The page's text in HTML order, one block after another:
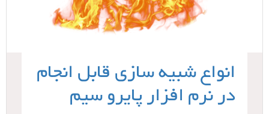
انواع شبیه سازی قابل انجام
در نرم افزار پایرو سیم